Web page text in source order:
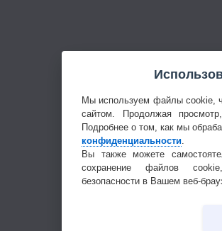
Мы используем файлы cookie,
сайтом. Продолжая
Подробнее о том, как мы
конфиденциальности
Вы также можете
сохранение файлов
безопасности в Вашем веб-